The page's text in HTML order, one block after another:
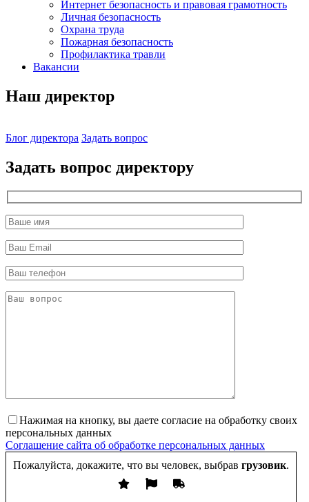
Интернет безопасность и правовая грамотность
Личная безопасность
Охрана труда
Пожарная безопасность
Профилактика травли
Вакансии
Наш директор
Блог директора Задать вопрос
Задать вопрос директору
Нажимая на кнопку, вы даете согласие на обработку своих
персональных данных
Соглашение сайта об обработке персональных данных
Пожалуйста, докажите, что вы человек, выбрав грузовик.